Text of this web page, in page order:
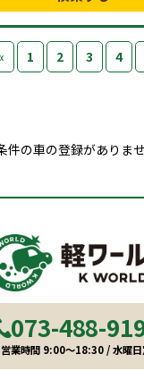
1 2 3 4
件の車の登録がありませ
073-488-
営業時間 9:00～18:30 / 水曜日